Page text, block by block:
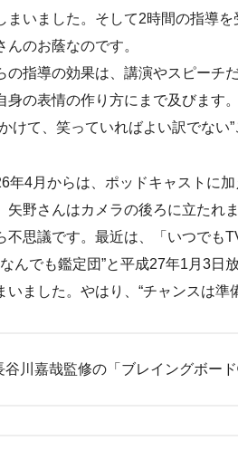
まいました。そして2時間の指導
んのお蔭なのです。
の指導の効果は、講演やスピーチ
身の表情の作り方にまで及びます
けて、笑っていればよい訳でない”
年4月からは、ポッドキャストに
矢野さんはカメラの後ろに立たれ
不思議です。最近は、「いつでも
んでも鑑定団”と平成27年1月3日
いました。やはり、“チャンスは準
谷川嘉哉監修の「ブレイングボー